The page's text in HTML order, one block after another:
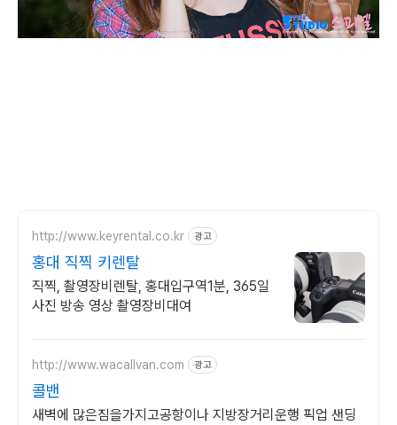
http://www.keyrental.co.kr 광고
홍대 직찍 키렌탈
직찍, 촬영장비렌탈, 홍대입구역1분, 365일
사진 방송 영상 촬영장비대여
http://www.wacallvan.com 광고
콜밴
새벽에 많은짐을가지고공항이나 지방장거리운행 픽업 샌딩